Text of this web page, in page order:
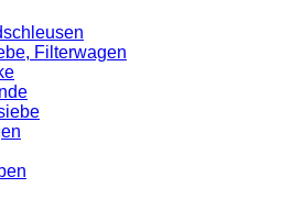
Filterwagen